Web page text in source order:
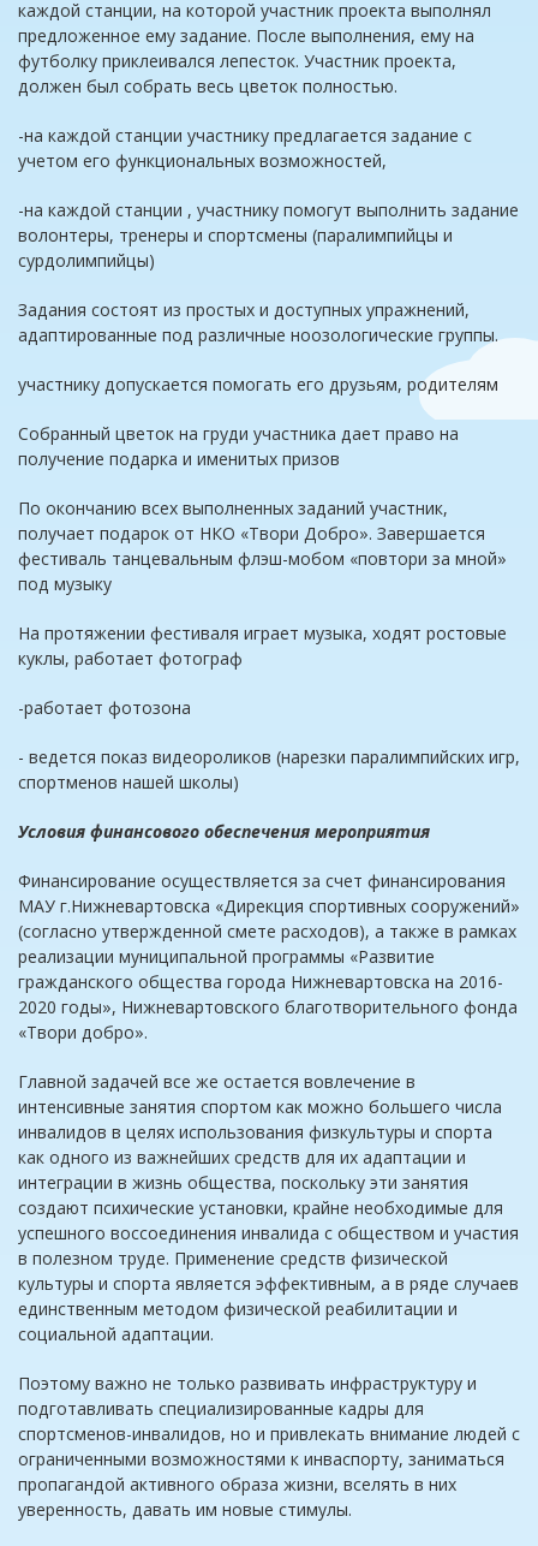
каждой станции, на которой участник проекта выполнял
предложенное ему задание. После выполнения, ему на
футболку приклеивался лепесток. Участник проекта,
должен был собрать весь цветок полностью.
-на каждой станции участнику предлагается задание с
учетом его функциональных возможностей,
-на каждой станции , участнику помогут выполнить задание
волонтеры, тренеры и спортсмены (паралимпийцы и
сурдолимпийцы)
Задания состоят из простых и доступных упражнений,
адаптированные под различные ноозологические группы.
участнику допускается помогать его друзьям, родителям
Собранный цветок на груди участника дает право на
получение подарка и именитых призов
По окончанию всех выполненных заданий участник,
получает подарок от НКО «Твори Добро». Завершается
фестиваль танцевальным флэш-мобом «повтори за мной»
под музыку
На протяжении фестиваля играет музыка, ходят ростовые
куклы, работает фотограф
-работает фотозона
- ведется показ видеороликов (нарезки паралимпийских игр,
спортменов нашей школы)
Условия финансового обеспечения мероприятия
Финансирование осуществляется за счет финансирования
МАУ г.Нижневартовска «Дирекция спортивных сооружений»
(согласно утвержденной смете расходов), а также в рамках
реализации муниципальной программы «Развитие
гражданского общества города Нижневартовска на 2016-
2020 годы», Нижневартовского благотворительного фонда
«Твори добро».
Главной задачей все же остается вовлечение в
интенсивные занятия спортом как можно большего числа
инвалидов в целях использования физкультуры и спорта
как одного из важнейших средств для их адаптации и
интеграции в жизнь общества, поскольку эти занятия
создают психические установки, крайне необходимые для
успешного воссоединения инвалида с обществом и участия
в полезном труде. Применение средств физической
культуры и спорта является эффективным, а в ряде случаев
единственным методом физической реабилитации и
социальной адаптации.
Поэтому важно не только развивать инфраструктуру и
подготавливать специализированные кадры для
спортсменов-инвалидов, но и привлекать внимание людей с
ограниченными возможностями к инваспорту, заниматься
пропагандой активного образа жизни, вселять в них
уверенность, давать им новые стимулы.